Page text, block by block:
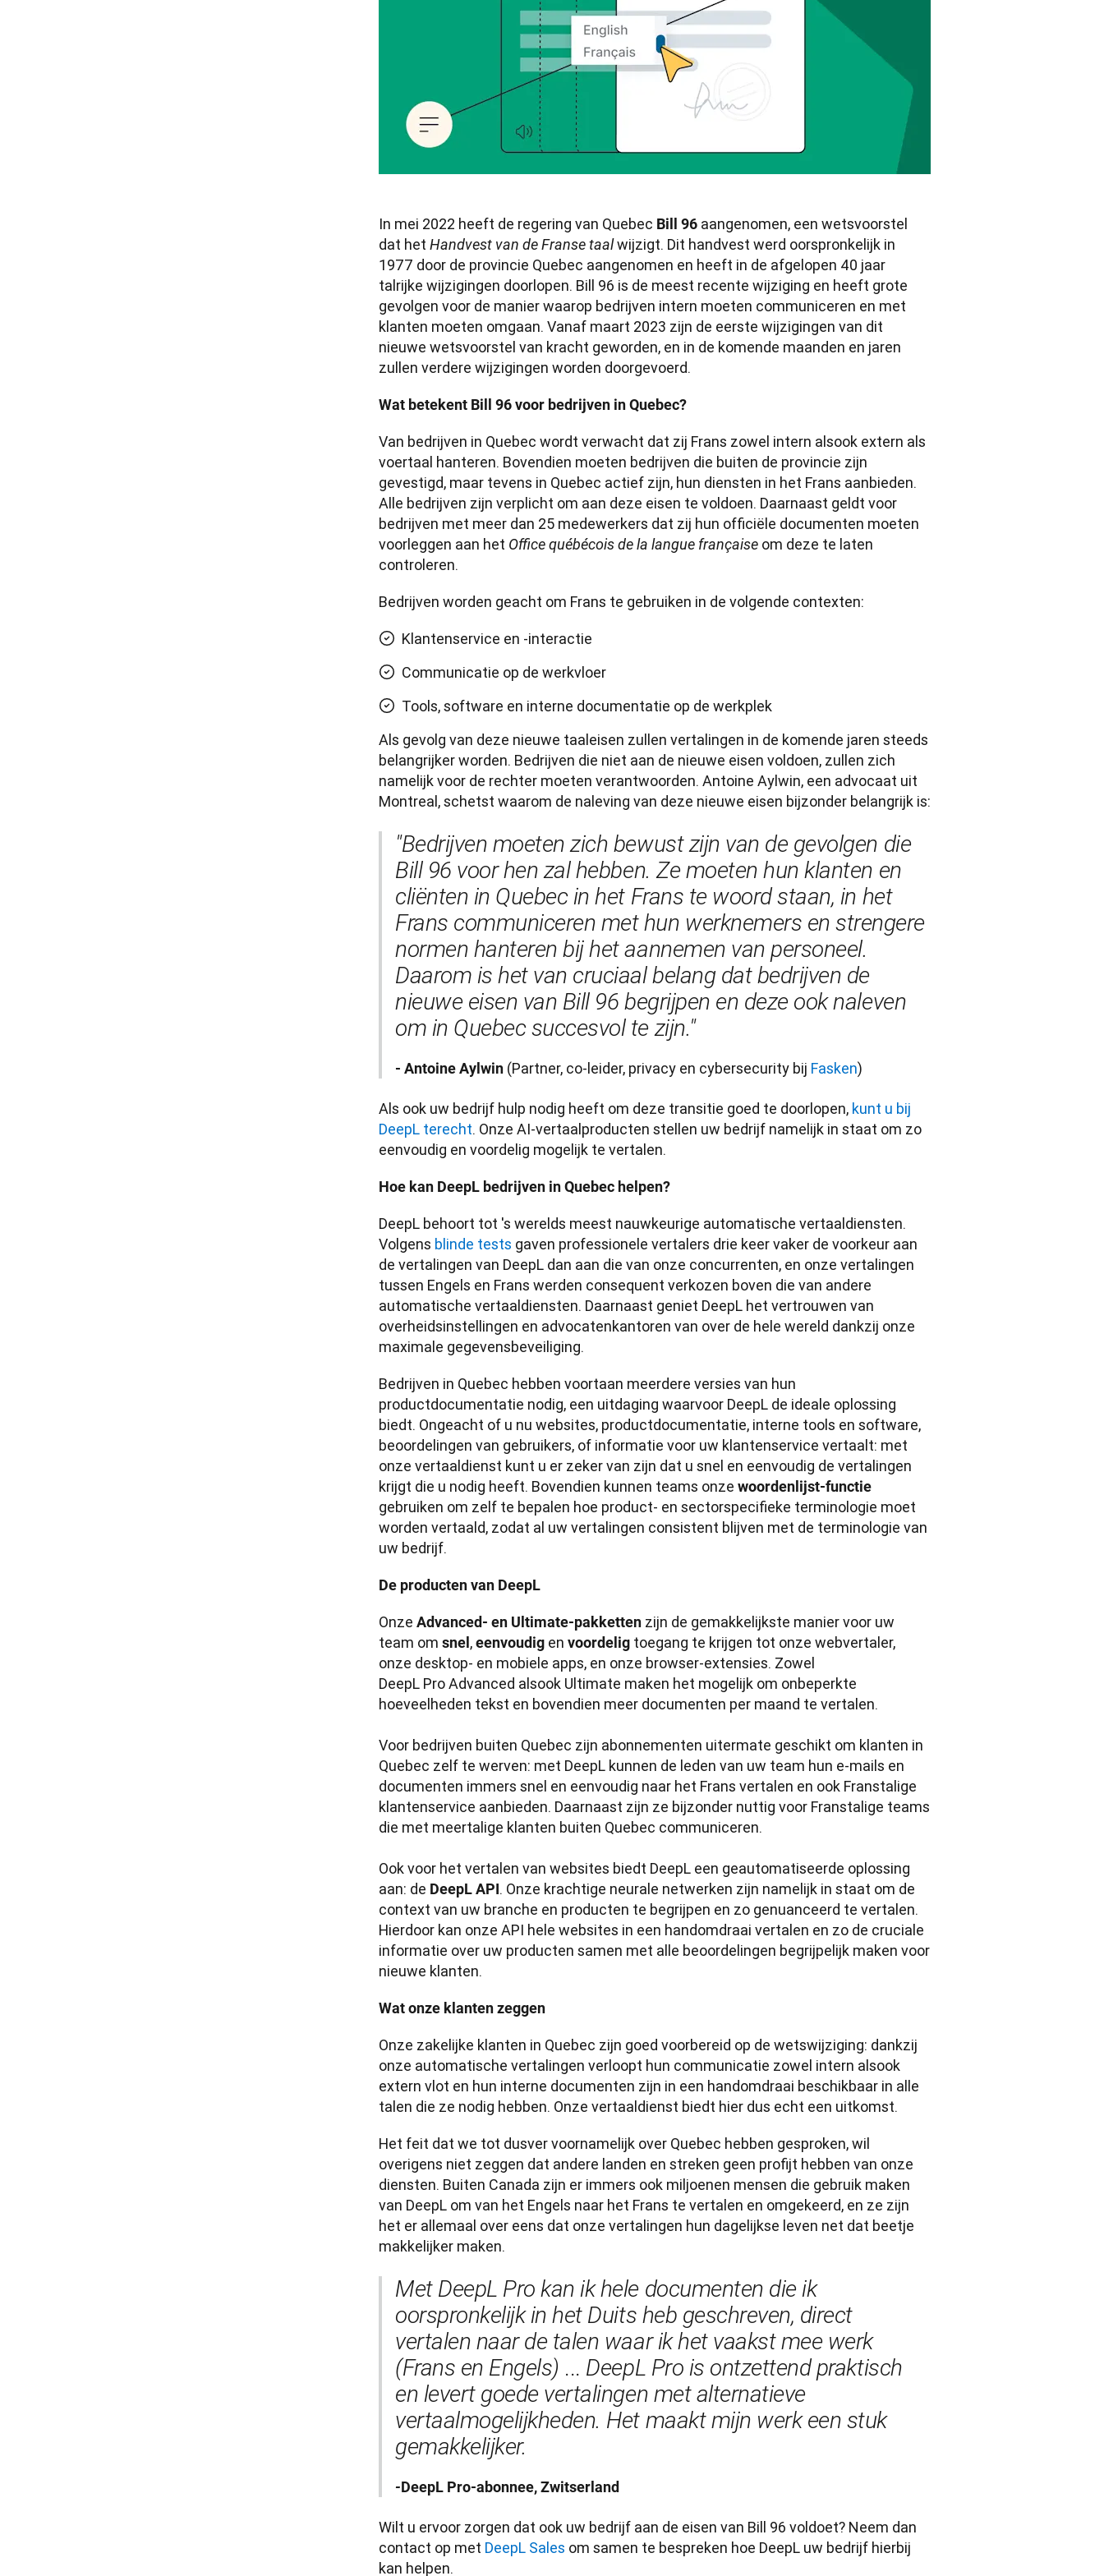
In mei 2022 heeft de regering van Quebec Bill 96 aangenomen, een wetsvoorstel
dat het Handvest van de Franse taal wijzigt. Dit handvest werd oorspronkelijk in
1977 door de provincie Quebec aangenomen en heeft in de afgelopen 40 jaar
talrijke wijzigingen doorlopen. Bill 96 is de meest recente wijziging en heeft grote
gevolgen voor de manier waarop bedrijven intern moeten communiceren en met
klanten moeten omgaan. Vanaf maart 2023 zijn de eerste wijzigingen van dit
nieuwe wetsvoorstel van kracht geworden, en in de komende maanden en jaren
zullen verdere wijzigingen worden doorgevoerd.
Wat betekent Bill 96 voor bedrijven in Quebec?
Van bedrijven in Quebec wordt verwacht dat zij Frans zowel intern alsook extern als
voertaal hanteren. Bovendien moeten bedrijven die buiten de provincie zijn
gevestigd, maar tevens in Quebec actief zijn, hun diensten in het Frans aanbieden.
Alle bedrijven zijn verplicht om aan deze eisen te voldoen. Daarnaast geldt voor
bedrijven met meer dan 25 medewerkers dat zij hun officiële documenten moeten
voorleggen aan het Office québécois de la langue française om deze te laten
controleren.
Bedrijven worden geacht om Frans te gebruiken in de volgende contexten:
Klantenservice en -interactie
Communicatie op de werkvloer
Tools, software en interne documentatie op de werkplek
Als gevolg van deze nieuwe taaleisen zullen vertalingen in de komende jaren steeds
belangrijker worden. Bedrijven die niet aan de nieuwe eisen voldoen, zullen zich
namelijk voor de rechter moeten verantwoorden. Antoine Aylwin, een advocaat uit
Montreal, schetst waarom de naleving van deze nieuwe eisen bijzonder belangrijk is:
"Bedrijven moeten zich bewust zijn van de gevolgen die
Bill 96 voor hen zal hebben. Ze moeten hun klanten en
cliënten in Quebec in het Frans te woord staan, in het
Frans communiceren met hun werknemers en strengere
normen hanteren bij het aannemen van personeel.
Daarom is het van cruciaal belang dat bedrijven de
nieuwe eisen van Bill 96 begrijpen en deze ook naleven
om in Quebec succesvol te zijn."
- Antoine Aylwin (Partner, co-leider, privacy en cybersecurity bij Fasken)
Als ook uw bedrijf hulp nodig heeft om deze transitie goed te doorlopen, kunt u bij
DeepL terecht. Onze AI-vertaalproducten stellen uw bedrijf namelijk in staat om zo
eenvoudig en voordelig mogelijk te vertalen.
Hoe kan DeepL bedrijven in Quebec helpen?
DeepL behoort tot 's werelds meest nauwkeurige automatische vertaaldiensten.
Volgens blinde tests gaven professionele vertalers drie keer vaker de voorkeur aan
de vertalingen van DeepL dan aan die van onze concurrenten, en onze vertalingen
tussen Engels en Frans werden consequent verkozen boven die van andere
automatische vertaaldiensten. Daarnaast geniet DeepL het vertrouwen van
overheidsinstellingen en advocatenkantoren van over de hele wereld dankzij onze
maximale gegevensbeveiliging.
Bedrijven in Quebec hebben voortaan meerdere versies van hun
productdocumentatie nodig, een uitdaging waarvoor DeepL de ideale oplossing
biedt. Ongeacht of u nu websites, productdocumentatie, interne tools en software,
beoordelingen van gebruikers, of informatie voor uw klantenservice vertaalt: met
onze vertaaldienst kunt u er zeker van zijn dat u snel en eenvoudig de vertalingen
krijgt die u nodig heeft. Bovendien kunnen teams onze woordenlijst-functie
gebruiken om zelf te bepalen hoe product- en sectorspecifieke terminologie moet
worden vertaald, zodat al uw vertalingen consistent blijven met de terminologie van
uw bedrijf.
De producten van DeepL
Onze Advanced- en Ultimate-pakketten zijn de gemakkelijkste manier voor uw
team om snel , eenvoudig en voordelig toegang te krijgen tot onze webvertaler,
onze desktop- en mobiele apps, en onze browser-extensies. Zowel
DeepL Pro Advanced alsook Ultimate maken het mogelijk om onbeperkte
hoeveelheden tekst en bovendien meer documenten per maand te vertalen.
Voor bedrijven buiten Quebec zijn abonnementen uitermate geschikt om klanten in
Quebec zelf te werven: met DeepL kunnen de leden van uw team hun e-mails en
documenten immers snel en eenvoudig naar het Frans vertalen en ook Franstalige
klantenservice aanbieden. Daarnaast zijn ze bijzonder nuttig voor Franstalige teams
die met meertalige klanten buiten Quebec communiceren.
Ook voor het vertalen van websites biedt DeepL een geautomatiseerde oplossing
aan: de DeepL API. Onze krachtige neurale netwerken zijn namelijk in staat om de
context van uw branche en producten te begrijpen en zo genuanceerd te vertalen.
Hierdoor kan onze API hele websites in een handomdraai vertalen en zo de cruciale
informatie over uw producten samen met alle beoordelingen begrijpelijk maken voor
nieuwe klanten.
Wat onze klanten zeggen
Onze zakelijke klanten in Quebec zijn goed voorbereid op de wetswijziging: dankzij
onze automatische vertalingen verloopt hun communicatie zowel intern alsook
extern vlot en hun interne documenten zijn in een handomdraai beschikbaar in alle
talen die ze nodig hebben. Onze vertaaldienst biedt hier dus echt een uitkomst.
Het feit dat we tot dusver voornamelijk over Quebec hebben gesproken, wil
overigens niet zeggen dat andere landen en streken geen profijt hebben van onze
diensten. Buiten Canada zijn er immers ook miljoenen mensen die gebruik maken
van DeepL om van het Engels naar het Frans te vertalen en omgekeerd, en ze zijn
het er allemaal over eens dat onze vertalingen hun dagelijkse leven net dat beetje
makkelijker maken.
Met DeepL Pro kan ik hele documenten die ik
oorspronkelijk in het Duits heb geschreven, direct
vertalen naar de talen waar ik het vaakst mee werk
(Frans en Engels) ... DeepL Pro is ontzettend praktisch
en levert goede vertalingen met alternatieve
vertaalmogelijkheden. Het maakt mijn werk een stuk
gemakkelijker.
-DeepL Pro-abonnee, Zwitserland
Wilt u ervoor zorgen dat ook uw bedrijf aan de eisen van Bill 96 voldoet? Neem dan
contact op met DeepL Sales om samen te bespreken hoe DeepL uw bedrijf hierbij
kan helpen.